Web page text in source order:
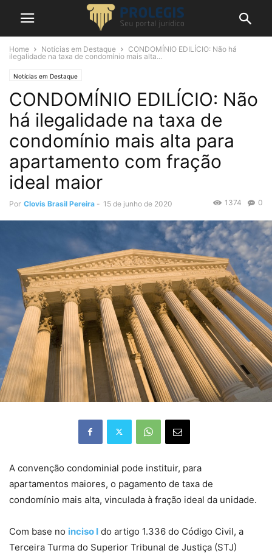
Home Notícias em Destaque
CONDOMÍNIO EDILÍCIO: Não há
ilegalidade na taxa de condomínio mais alta...
Notícias em Destaque
CONDOMÍNIO EDILÍCIO: Não
há ilegalidade na taxa de
condomínio mais alta para
apartamento com fração
ideal maior
Por Clovis Brasil Pereira - 15 de junho de 2020 0
1374
​A convenção condominial pode instituir, para
apartamentos maiores, o pagamento de taxa de
condomínio mais alta, vinculada à fração ideal da unidade.
Com base no inciso I do artigo 1.336 do Código Civil, a
Terceira Turma do Superior Tribunal de Justiça (STJ)